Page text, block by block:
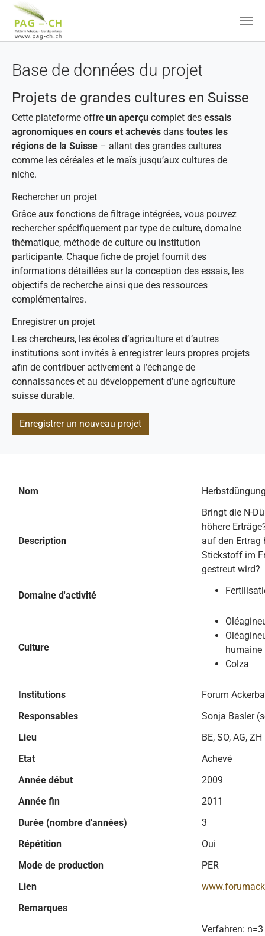
Base de données du projet
Projets de grandes cultures en Suisse
Cette plateforme offre un aperçu complet des essais
agronomiques en cours et achevés dans toutes les
régions de la Suisse – allant des grandes cultures
comme les céréales et le maïs jusqu’aux cultures de
niche.
Rechercher un projet
Grâce aux fonctions de filtrage intégrées, vous pouvez
rechercher spécifiquement par type de culture, domaine
thématique, méthode de culture ou institution
participante. Chaque fiche de projet fournit des
informations détaillées sur la conception des essais, les
objectifs de recherche ainsi que des ressources
complémentaires.
Enregistrer un projet
Les chercheurs, les écoles d’agriculture et d’autres
institutions sont invités à enregistrer leurs propres projets
afin de contribuer activement à l’échange de
connaissances et au développement d’une agriculture
suisse durable.
Enregistrer un nouveau projet
Nom
Description
Bringt die N-
höhere
auf den Ertrag
Stickstoff im
gestreut wird?
Domaine d'activité
Culture
humaine
Colza
Institutions
Forum
Responsables
Sonja Basler
Lieu
BE, SO, AG, ZH
Etat
Achevé
Année début
2009
Année fin
2011
Durée (nombre d'années)
3
Répétition
Oui
Mode de production
PER
Lien
Remarques
Verfahren: